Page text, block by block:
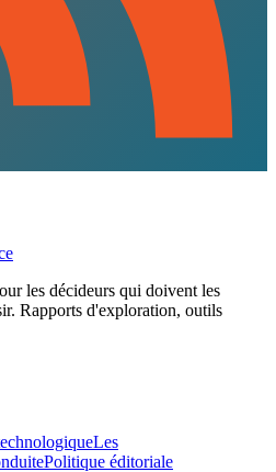
les décideurs qui doivent les
Rapports d'exploration, outils
Les
Politique éditoriale